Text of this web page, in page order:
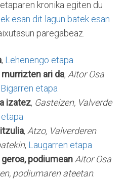
kronika egiten du
esan dit lagun batek esan
paregabeaz.
, Lehenengo etapa
ari da, Aitor Osa
Bigarren etapa
izatez, Gasteizen, Valverde
, Atzo, Valverderen
, Laugarren etapa
geroa, podiumean Aitor Osa
podiumaren ateetan.